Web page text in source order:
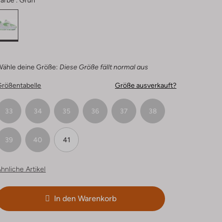
deine Größe: Diese Größe fällt normal aus
Größe ausverkauft?
33 34 35 36 37 38
39 40 41
Artikel
In den Warenkorb